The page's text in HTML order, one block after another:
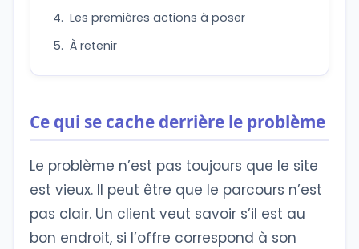
Les premières actions à poser
À retenir
Ce qui se cache derrière le problème
Le problème n’est pas toujours que le site
est vieux. Il peut être que le parcours n’est
pas clair. Un client veut savoir s’il est au
bon endroit, si l’offre correspond à son